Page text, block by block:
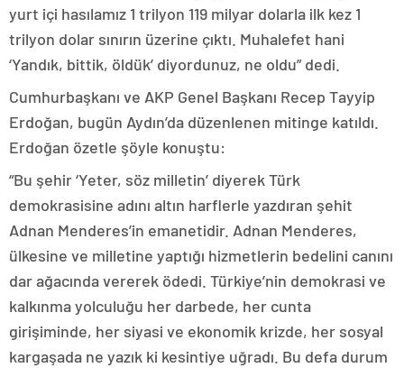
yurt içi hasılamız 1 trilyon 119 milyar dolarla ilk kez 1
trilyon dolar sınırın üzerine çıktı. Muhalefet hani
‘Yandık, bittik, öldük’ diyordunuz, ne oldu” dedi.
Cumhurbaşkanı ve AKP Genel Başkanı Recep Tayyip
Erdoğan, bugün Aydın’da düzenlenen mitinge katıldı.
Erdoğan özetle şöyle konuştu:
“Bu şehir ‘Yeter, söz milletin’ diyerek Türk
demokrasisine adını altın harflerle yazdıran şehit
Adnan Menderes’in emanetidir. Adnan Menderes,
ülkesine ve milletine yaptığı hizmetlerin bedelini canını
dar ağacında vererek ödedi. Türkiye’nin demokrasi ve
kalkınma yolculuğu her darbede, her cunta
girişiminde, her siyasi ve ekonomik krizde, her sosyal
kargaşada ne yazık ki kesintiye uğradı. Bu defa durum